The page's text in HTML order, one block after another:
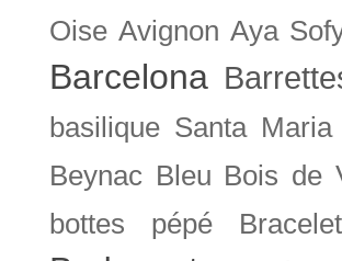
Oise Avignon Aya
Barcelona
basilique Santa
Beynac Bleu Bois de
bottes pépé